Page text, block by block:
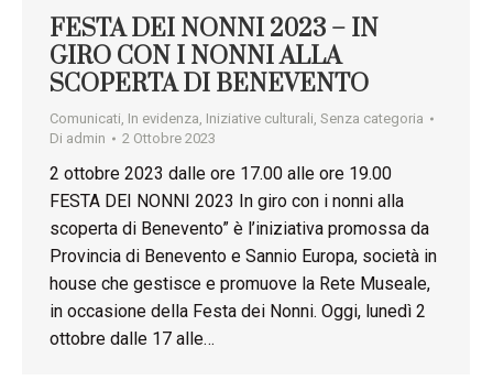
FESTA DEI NONNI 2023 – IN
GIRO CON I NONNI ALLA
SCOPERTA DI BENEVENTO
Comunicati, In evidenza, Iniziative culturali, Senza categoria
Di admin 2 Ottobre 2023
2 ottobre 2023 dalle ore 17.00 alle ore 19.00
FESTA DEI NONNI 2023 In giro con i nonni alla
scoperta di Benevento” è l’iniziativa promossa da
Provincia di Benevento e Sannio Europa, società in
house che gestisce e promuove la Rete Museale,
in occasione della Festa dei Nonni. Oggi, lunedì 2
ottobre dalle 17 alle…